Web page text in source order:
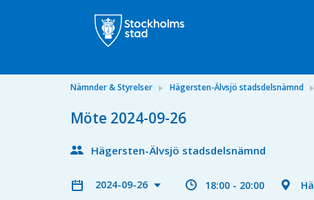
Nämnder & Styrelser Hägersten-Älvsjö stadsdelsnämnd
Möte 2024-09-26
Hägersten-Älvsjö stadsdelsnämnd
2024-09-26 18:00 - 20:00